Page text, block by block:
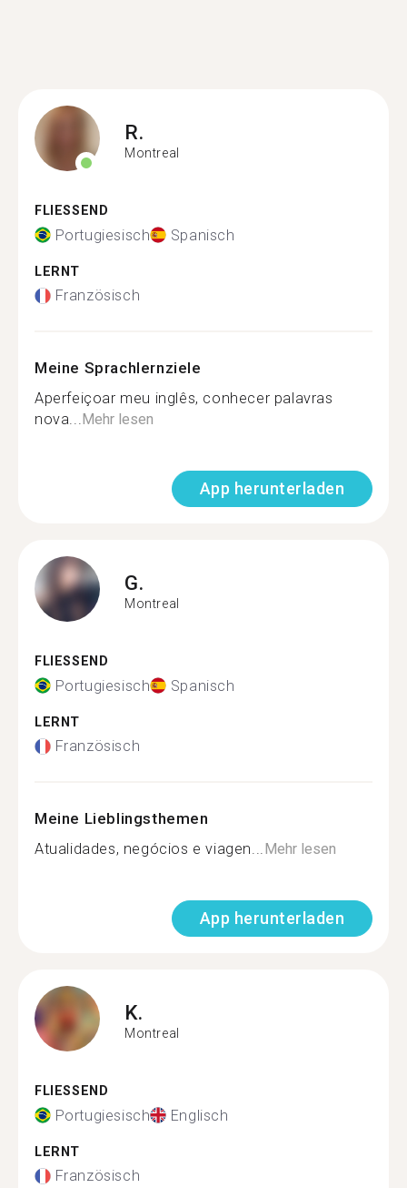
R.
Montreal
FLIESSEND
Portugiesisch Spanisch
LERNT
Französisch
Meine Sprachlernziele
Aperfeiçoar meu inglês, conhecer palavras
nova...Mehr lesen
App herunterladen
G.
Montreal
FLIESSEND
Portugiesisch Spanisch
LERNT
Französisch
Meine Lieblingsthemen
Atualidades, negócios e viagen...Mehr lesen
App herunterladen
K.
Montreal
FLIESSEND
Portugiesisch Englisch
LERNT
Französisch